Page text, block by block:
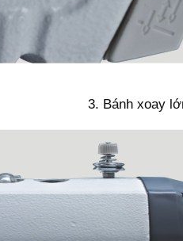
3. Bánh xoay